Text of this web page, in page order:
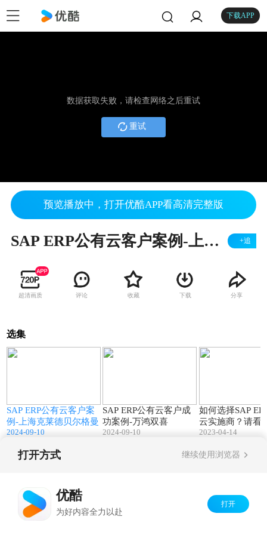
下载APP
数据获取失败，请检查网络之后重试
重试
预览播放中，打开优酷APP看高清完整版
SAP ERP公有云客户案例-上海克莱德贝尔格曼 +追
超清画质 评论 收藏 下载 分享
选集
SAP ERP公有云客户案
例-上海克莱德贝尔格曼
2024-09-10
SAP ERP公有云客户成
功案例-万鸿双喜
2024-09-10
如何选择SAP
云实施商？请看
2023-04-14
打开方式 继续使用浏览器
优酷
为好内容全力以赴
打开